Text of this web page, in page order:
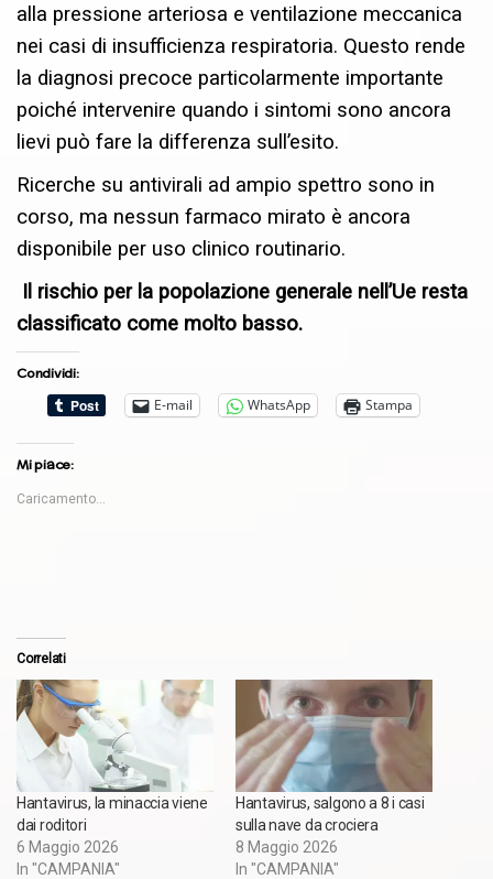
alla pressione arteriosa e ventilazione meccanica
nei casi di insufficienza respiratoria. Questo rende
la diagnosi precoce particolarmente importante
poiché intervenire quando i sintomi sono ancora
lievi può fare la differenza sull’esito.
Ricerche su antivirali ad ampio spettro sono in
corso, ma nessun farmaco mirato è ancora
disponibile per uso clinico routinario.
Il rischio per la popolazione generale nell’Ue resta
classificato come molto basso.
Condividi:
E-mail
WhatsApp Stampa
Mi piace:
Caricamento...
Correlati
Hantavirus, la minaccia viene
dai roditori
6 Maggio 2026
In "CAMPANIA"
Hantavirus, salgono a 8 i casi
sulla nave da crociera
8 Maggio 2026
In "CAMPANIA"